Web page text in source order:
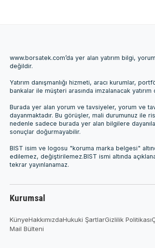
www.borsatek.com’da yer alan yatırım bilgi,
değildir.
Yatırım danışmanlığı hizmeti, aracı kurumlar,
bankalar ile müşteri arasında imzalanacak
Burada yer alan yorum ve tavsiyeler, yorum ve
dayanmaktadır. Bu görüşler, mali durumunuz ile
nedenle sadece burada yer alan bilgilere
sonuçlar doğurmayabilir.
BIST isim ve logosu "koruma marka belgesi"
edilemez, değiştirilemez.BIST ismi altında
tekrar yayınlanamaz.
Kurumsal
KünyeHakkımızdaHukuki ŞartlarGizlilik Politikası
Mail Bülteni